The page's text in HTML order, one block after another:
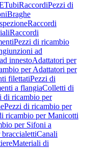
TubiRaccordiPezzi di
Braghe
Raccordi
Raccordi
Pezzi di ricambio
ad
innestoAdattatori per
per Adattatori per
filettatiPezzi di
a flangiaColletti di
di ricambio per
Pezzi di ricambio per
ricambio per Manicotti
per Sifoni a
braccialettiCanali
Materiali di